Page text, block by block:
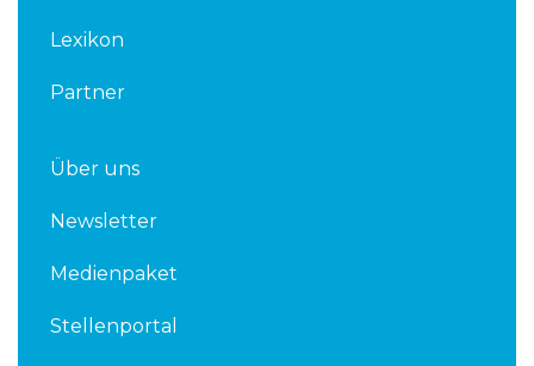
Lexikon
Partner
Über uns
Newsletter
Medienpaket
Stellenportal